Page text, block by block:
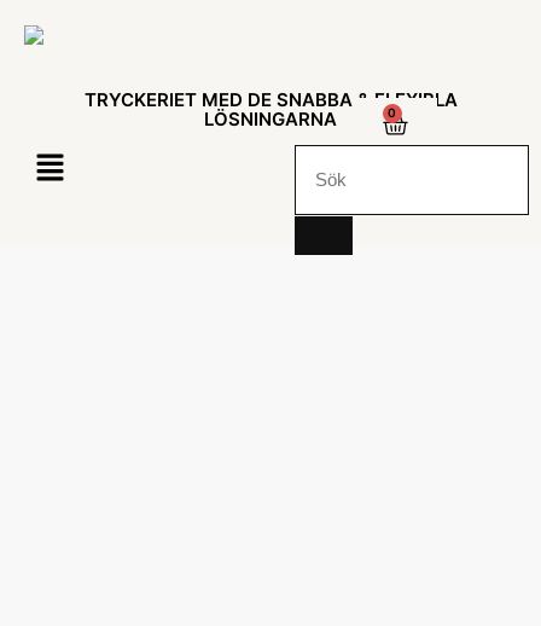
TRYCKERIET MED DE SNABBA & FLEXIBLA
LÖSNINGARNA
0